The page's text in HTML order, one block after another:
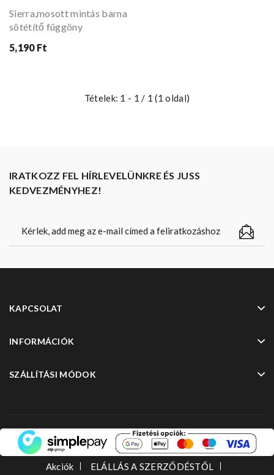
Sierra,mosott mintás barna
sötétítő függöny
5,190 Ft
Tételek: 1 - 1 / 1 (1 oldal)
IRATKOZZ FEL HÍRLEVELÜNKRE ÉS JUSS
KEDVEZMÉNYHEZ!
KAPCSOLAT
INFORMÁCIÓK
SZÁLLÍTÁSI MÓDOK
Akciók ELÁLLÁS A SZERZŐDÉSTŐL